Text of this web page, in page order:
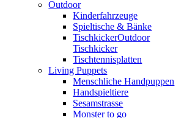
Outdoor
Kinderfahrzeuge
Spieltische & Bänke
TischkickerOutdoor
Tischkicker
Tischtennisplatten
Living Puppets
Menschliche Handpuppen
Handspieltiere
Sesamstrasse
Monster to go